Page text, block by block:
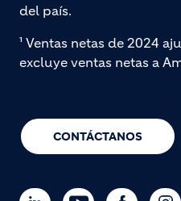
CONTÁCTANOS
del país.
¹ Ventas netas de 2024
excluye ventas netas a